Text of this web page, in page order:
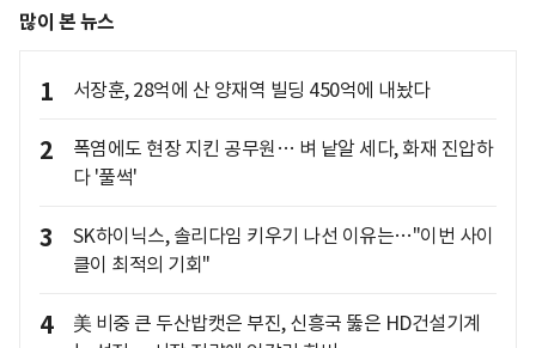
많이 본 뉴스
1 서장훈, 28억에 산 양재역 빌딩 450억에 내놨다
2
폭염에도 현장 지킨 공무원… 벼 낱알 세다, 화재 진압하
다 '풀썩'
3
SK하이닉스, 솔리다임 키우기 나선 이유는…"이번 사이
클이 최적의 기회"
4
美 비중 큰 두산밥캣은 부진, 신흥국 뚫은 HD건설기계